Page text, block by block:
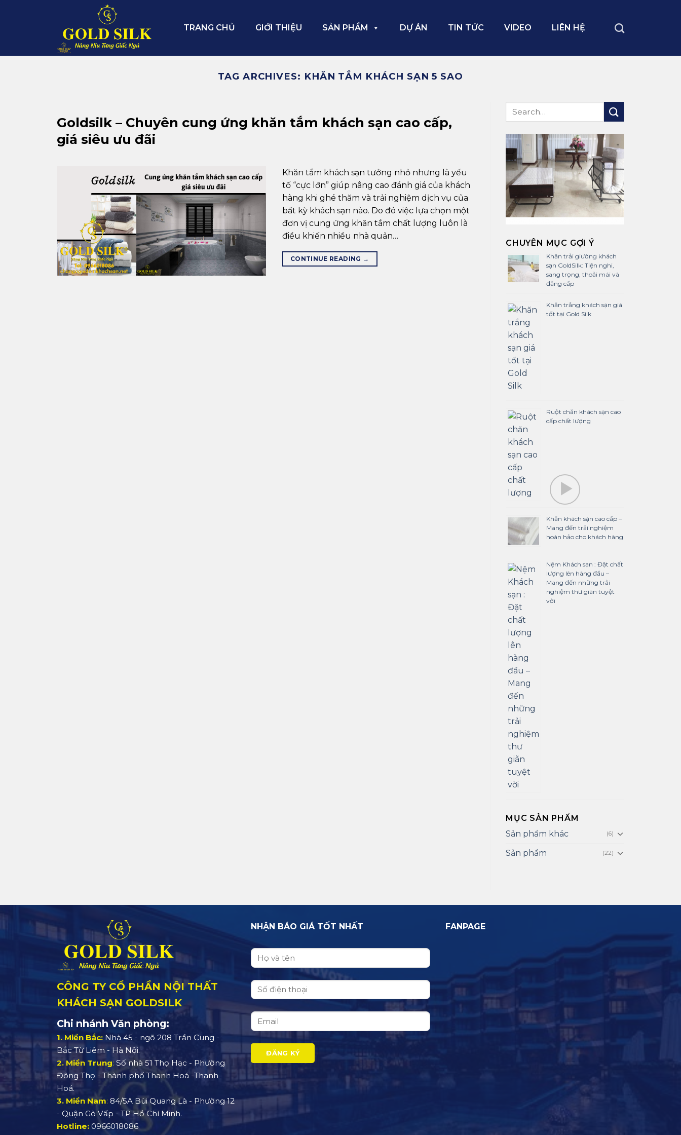
TRANG CHỦ GIỚI THIỆU SẢN PHẨM DỰ ÁN TIN TỨC VIDEO LIÊN HỆ
TAG ARCHIVES: KHĂN TẮM KHÁCH SẠN 5 SAO
Goldsilk – Chuyên cung ứng khăn tắm khách sạn cao cấp,
giá siêu ưu đãi
Khăn tắm khách sạn tưởng nhỏ nhưng là yếu
tố “cực lớn” giúp nâng cao đánh giá của khách
hàng khi ghé thăm và trải nghiệm dịch vụ của
bất kỳ khách sạn nào. Do đó việc lựa chọn một
đơn vị cung ứng khăn tắm chất lượng luôn là
điều khiến nhiều nhà quản…
CONTINUE READING →
CHUYÊN MỤC GỢI Ý
Khăn trải giường khách
sạn GoldSilk: Tiện nghi,
sang trọng, thoải mái và
đẳng cấp
Khăn trắng khách sạn giá
tốt tại Gold Silk
Ruột chăn khách sạn cao
cấp chất lượng
Khăn khách sạn cao cấp –
Mang đến trải nghiệm
hoàn hảo cho khách hàng
Nệm Khách sạn : Đặt chất
lượng lên hàng đầu –
Mang đến những trải
nghiệm thư giãn tuyệt
vời
MỤC SẢN PHẨM
Sản phẩm khác
(6)
Sản phẩm (22)
CÔNG TY CỔ PHẦN NỘI THẤT
KHÁCH SẠN GOLDSILK
Chi nhánh Văn phòng:
1. Miền Bắc: Nhà 45 - ngõ 208 Trần Cung -
Bắc Từ Liêm - Hà Nội.
2. Miền Trung: Số nhà 51 Thọ Hạc - Phường
Đông Thọ - Thành phố Thanh Hoá -Thanh
Hoá.
3. Miền Nam: 84/5A Bùi Quang Là - Phường 12
- Quận Gò Vấp - TP Hồ Chí Minh.
Hotline: 0966018086
NHẬN BÁO GIÁ TỐT NHẤT FANPAGE